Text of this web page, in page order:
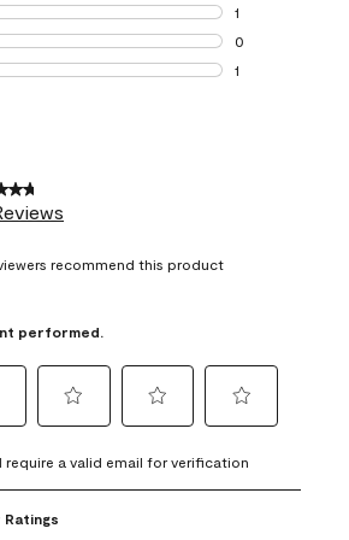
0 reviews with 4
1
1 review with 3
0
0 reviews with 2
1
recommend this product
performed.
to
rate
the
item
to
rate
to
rate
require a valid email for verification